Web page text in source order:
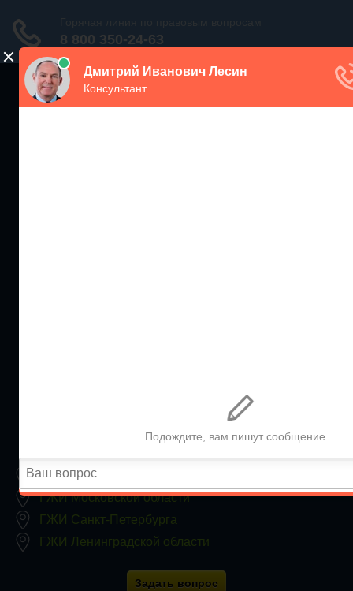
8 800 350 24 63
Заявки принимаются круглосуточно, без выходных
ГЖИ Москвы
ГЖИ Московской области
ГЖИ Санкт-Петербурга
ГЖИ Ленинградской области
Задать вопрос